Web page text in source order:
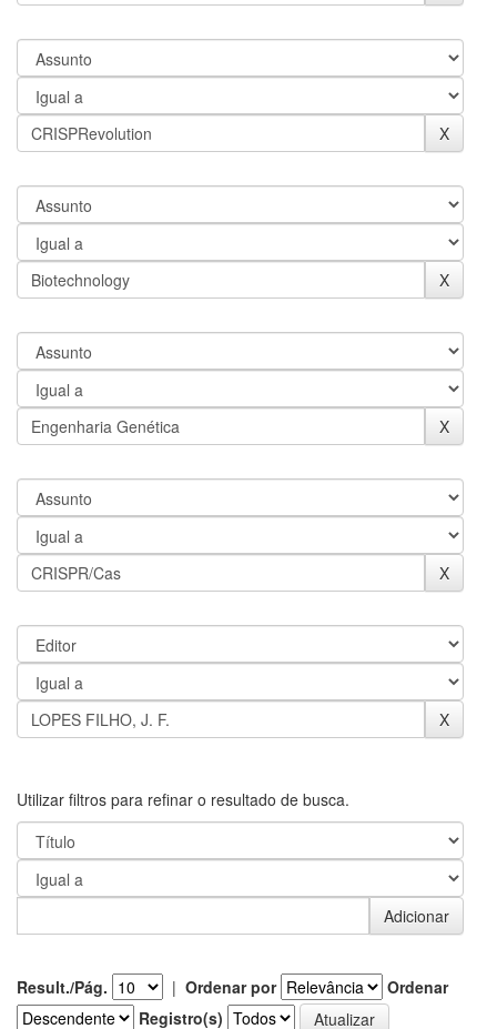
Utilizar filtros para refinar o resultado de busca.
Result./Pág. | Ordenar por
Ordenar
Registro(s)